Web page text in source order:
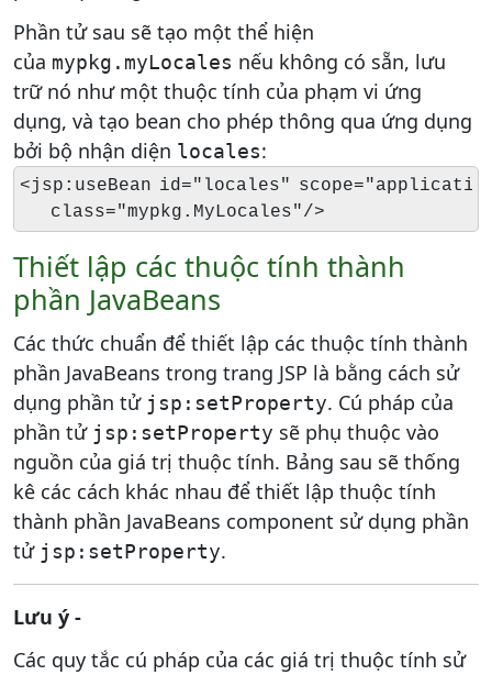
Phần tử sau sẽ tạo một thể hiện
của mypkg.myLocales nếu không có sẵn, lưu
trữ nó như một thuộc tính của phạm vi ứng
dụng, và tạo bean cho phép thông qua ứng dụng
bởi bộ nhận diện locales:
<jsp:useBean id="locales"
    class="mypkg.MyLocales"/>
Thiết lập các thuộc tính thành
phần JavaBeans
Các thức chuẩn để thiết lập các thuộc tính thành
phần JavaBeans trong trang JSP là bằng cách sử
dụng phần tử jsp:setProperty. Cú pháp của
phần tử jsp:setProperty sẽ phụ thuộc vào
nguồn của giá trị thuộc tính. Bảng sau sẽ thống
kê các cách khác nhau để thiết lập thuộc tính
thành phần JavaBeans component sử dụng phần
tử jsp:setProperty.
Lưu ý -
Các quy tắc cú pháp của các giá trị thuộc tính sử